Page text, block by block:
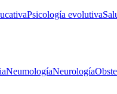
Psicología evolutiva
NeumologíaNeurología